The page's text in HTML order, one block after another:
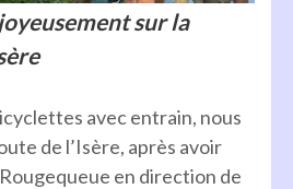
sur la
avec entrain, nous
de l’Isère, après avoir
en direction de